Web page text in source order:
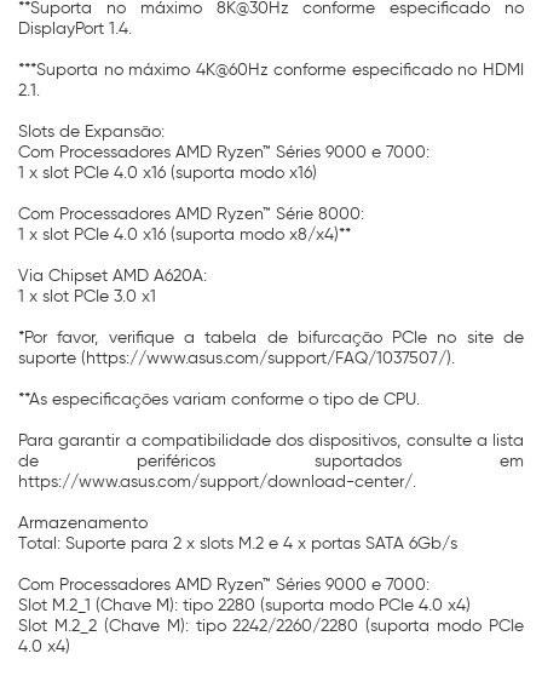
**Suporta no máximo 8K@30Hz conforme especificado no
DisplayPort 1.4.
***Suporta no máximo 4K@60Hz conforme especificado no HDMI
2.1.
Slots de Expansão:
Com Processadores AMD Ryzen™ Séries 9000 e 7000:
1 x slot PCIe 4.0 x16 (suporta modo x16)
Com Processadores AMD Ryzen™ Série 8000:
1 x slot PCIe 4.0 x16 (suporta modo x8/x4)**
Via Chipset AMD A620A:
1 x slot PCIe 3.0 x1
*Por favor, verifique a tabela de bifurcação PCIe no site de
suporte (https://www.asus.com/support/FAQ/1037507/).
**As especificações variam conforme o tipo de CPU.
Para garantir a compatibilidade dos dispositivos, consulte a lista
de periféricos suportados em
https://www.asus.com/support/download-center/.
Armazenamento
Total: Suporte para 2 x slots M.2 e 4 x portas SATA 6Gb/s
Com Processadores AMD Ryzen™ Séries 9000 e 7000:
Slot M.2_1 (Chave M): tipo 2280 (suporta modo PCIe 4.0 x4)
Slot M.2_2 (Chave M): tipo 2242/2260/2280 (suporta modo PCIe
4.0 x4)